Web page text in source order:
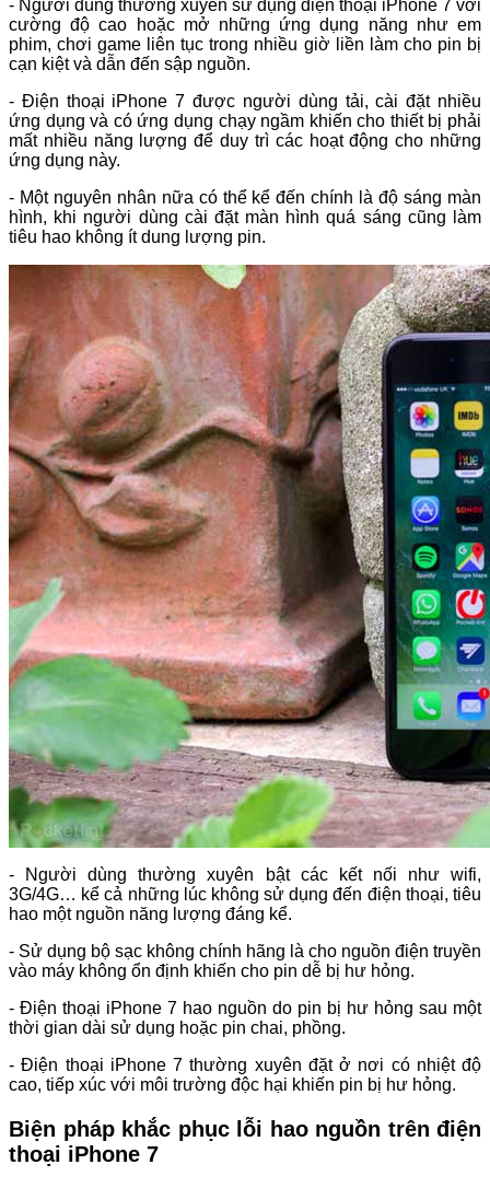
- Người dùng thường xuyên sử dụng điện thoại iPhone 7 với
cường độ cao hoặc mở những ứng dụng năng như em
phim, chơi game liên tục trong nhiều giờ liền làm cho pin bị
cạn kiệt và dẫn đến sập nguồn.
- Điện thoại iPhone 7 được người dùng tải, cài đặt nhiều
ứng dụng và có ứng dụng chạy ngầm khiến cho thiết bị phải
mất nhiều năng lượng để duy trì các hoạt động cho những
ứng dụng này.
- Một nguyên nhân nữa có thể kể đến chính là độ sáng màn
hình, khi người dùng cài đặt màn hình quá sáng cũng làm
tiêu hao không ít dung lượng pin.
- Người dùng thường xuyên bật các kết nối như wifi,
3G/4G… kể cả những lúc không sử dụng đến điện thoại, tiêu
hao một nguồn năng lượng đáng kể.
- Sử dụng bộ sạc không chính hãng là cho nguồn điện truyền
vào máy không ổn định khiến cho pin dễ bị hư hỏng.
- Điện thoại iPhone 7 hao nguồn do pin bị hư hỏng sau một
thời gian dài sử dụng hoặc pin chai, phồng.
- Điện thoại iPhone 7 thường xuyên đặt ở nơi có nhiệt độ
cao, tiếp xúc với môi trường độc hại khiến pin bị hư hỏng.
Biện pháp khắc phục lỗi hao nguồn trên điện
thoại iPhone 7